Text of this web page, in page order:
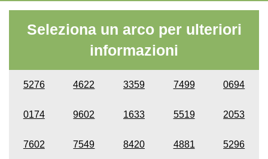
Seleziona un arco per ulteriori
informazioni
5276 4622 3359 7499 0694
0174 9602 1633 5519 2053
7602 7549 8420 4881 5296